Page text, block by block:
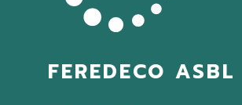
FEREDECO ASBL